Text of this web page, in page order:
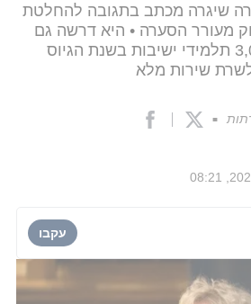
שיגרה מכתב בתגובה להחלטת
מעורר הסערה • היא דרשה גם
"לגייס כבר עתה 3,000 תלמידי ישיבות בשנת הגיוס
שירות מלא
■
עקבו